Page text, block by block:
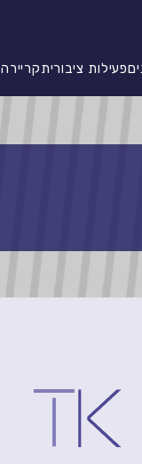
פעילות ציבוריתקריירה